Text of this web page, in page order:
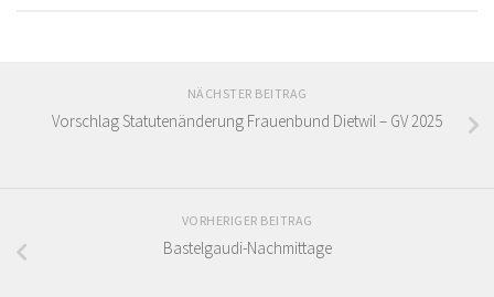
NÄCHSTER BEITRAG
Vorschlag Statutenänderung Frauenbund Dietwil – GV 2025
VORHERIGER BEITRAG
Bastelgaudi-Nachmittage